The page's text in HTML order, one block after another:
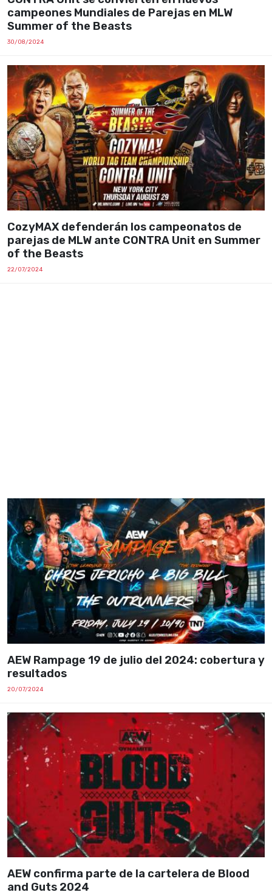
campeones Mundiales de Parejas en MLW
Summer of the Beasts
30/08/2024
CozyMAX defenderán los campeonatos de
parejas de MLW ante CONTRA Unit en Summer
of the Beasts
22/07/2024
AEW Rampage 19 de julio del 2024: cobertura y
resultados
20/07/2024
AEW confirma parte de la cartelera de Blood
and Guts 2024